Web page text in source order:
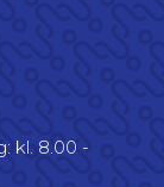
kl. 8.00 -